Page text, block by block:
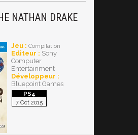
NATHAN DRAKE
Jeu : Compilation
Editeur : Sony
Computer
Entertainment
Développeur :
Bluepoint Games
7 Oct 2015